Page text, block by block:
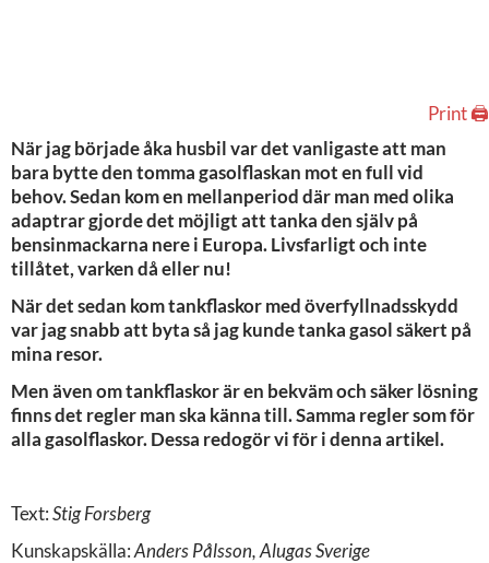
Print 🖨
När jag började åka husbil var det vanligaste att man
bara bytte den tomma gasolflaskan mot en full vid
behov. Sedan kom en mellanperiod där man med olika
adaptrar gjorde det möjligt att tanka den själv på
bensinmackarna nere i Europa. Livsfarligt och inte
tillåtet, varken då eller nu!
När det sedan kom tankflaskor med överfyllnadsskydd
var jag snabb att byta så jag kunde tanka gasol säkert på
mina resor.
Men även om tankflaskor är en bekväm och säker lösning
finns det regler man ska känna till. Samma regler som för
alla gasolflaskor. Dessa redogör vi för i denna artikel.
Text:Stig Forsberg
Kunskapskälla:Anders Pålsson, Alugas Sverige